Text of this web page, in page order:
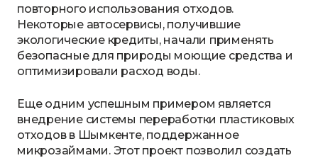
повторного использования отходов.
Некоторые автосервисы, получившие
экологические кредиты, начали применять
безопасные для природы моющие средства и
оптимизировали расход воды.
Еще одним успешным примером является
внедрение системы переработки пластиковых
отходов в Шымкенте, поддержанное
микрозаймами. Этот проект позволил создать